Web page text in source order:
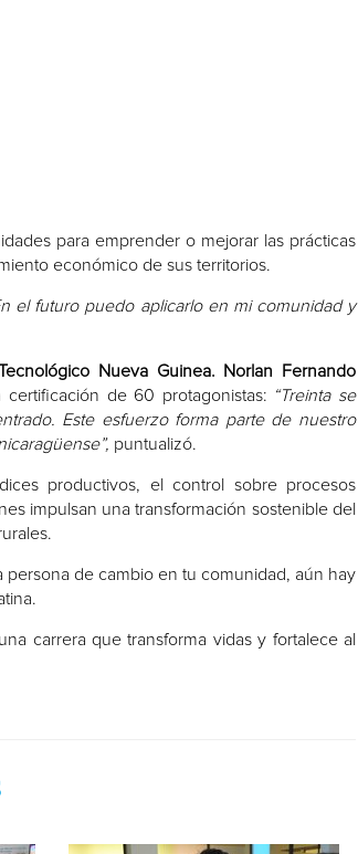
para emprender o mejorar las prácticas
económico de sus territorios.
el futuro puedo aplicarlo en mi comunidad y
Nueva Guinea. Norlan Fernando
de 60 protagonistas: “Treinta se
Este esfuerzo forma parte de nuestro
puntualizó.
productivos, el control sobre procesos
impulsan una transformación sostenible del
persona de cambio en tu comunidad, aún hay
carrera que transforma vidas y fortalece al